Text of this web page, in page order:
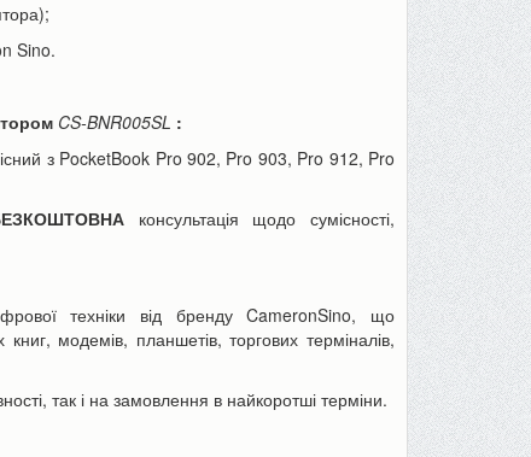
До кошика
Sino.
CS-BNR005SL :
з PocketBook Pro 902, Pro 903, Pro 912, Pro
консультація щодо сумісності,
техніки від бренду CameronSino, що
модемів, планшетів, торгових терміналів,
так і на замовлення в найкоротші терміни.